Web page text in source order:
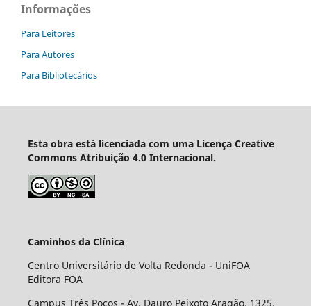
Informações
Para Leitores
Para Autores
Para Bibliotecários
Esta obra está licenciada com uma Licença Creative
Commons Atribuição 4.0 Internacional.
Caminhos da Clínica
Centro Universitário de Volta Redonda - UniFOA
Editora FOA
Campus Três Poços - Av. Dauro Peixoto Aragão, 1325,